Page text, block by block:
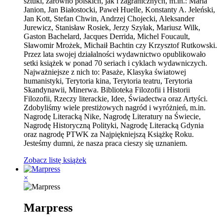
Janion, Jan Białostocki, Paweł Huelle, Konstanty A. Jeleński,
Jan Kott, Stefan Chwin, Andrzej Chojecki, Aleksander
Jurewicz, Stanisław Rosiek, Jerzy Szyłak, Mariusz Wilk,
Gaston Bachelard, Jacques Derrida, Michel Foucault,
Sławomir Mrożek, Michaił Bachtin czy Krzysztof Rutkowski.
Przez lata swojej działalności wydawnictwo opublikowało
setki książek w ponad 70 seriach i cyklach wydawniczych.
Najważniejsze z nich to: Pasaże, Klasyka światowej
humanistyki, Terytoria kina, Terytoria teatru, Terytoria
Skandynawii, Minerwa. Biblioteka Filozofii i Historii
Filozofii, Rzeczy literackie, Idee, Świadectwa oraz Artyści.
Zdobyliśmy wiele prestiżowych nagród i wyróżnień, m.in.
Nagrodę Literacką Nike, Nagrodę Literatury na Świecie,
Nagrodę Historyczną Polityki, Nagrodę Literacką Gdynia
oraz nagrodę PTWK za Najpiękniejszą Książkę Roku.
Jesteśmy dumni, że nasza praca cieszy się uznaniem.
Zobacz listę książek
×
Marpress